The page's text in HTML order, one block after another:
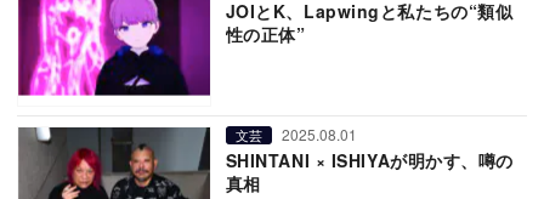
JOIとK、Lapwingと私たちの“類似
性の正体”
文芸 2025.08.01
SHINTANI × ISHIYAが明かす、噂の
真相